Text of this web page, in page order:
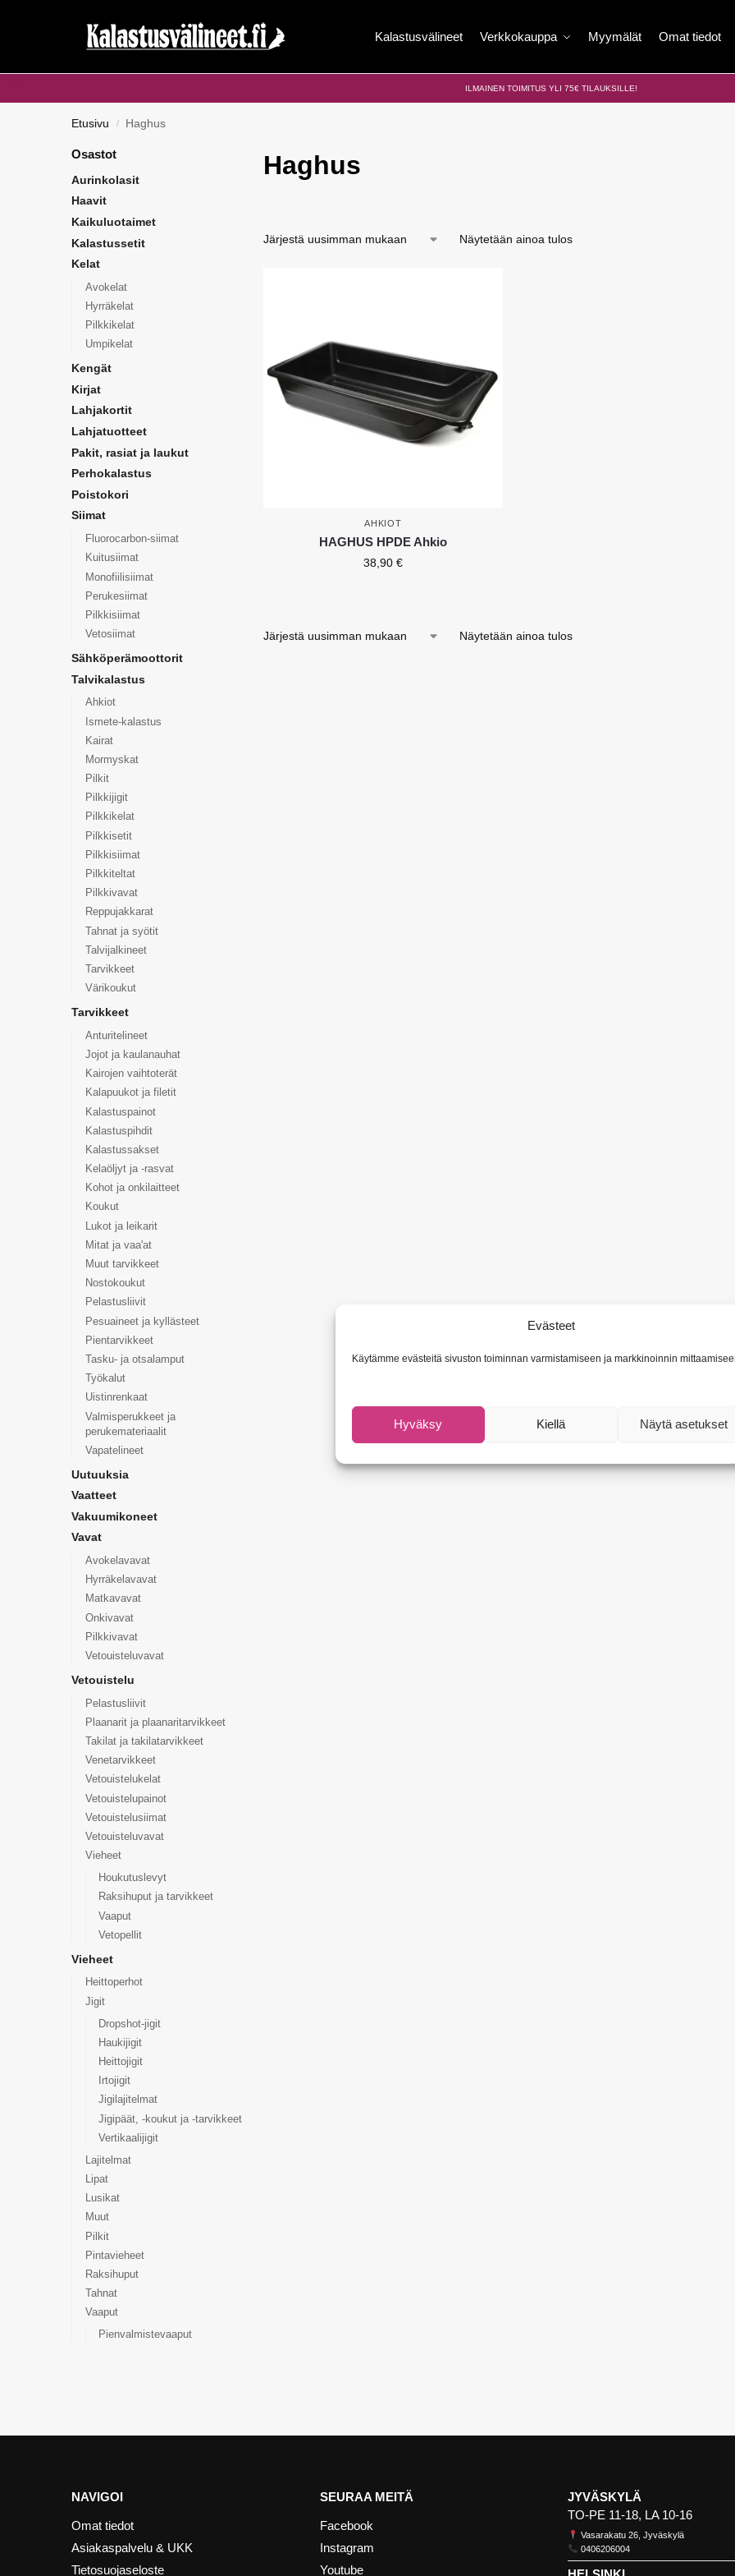
Evästeet
Käytämme evästeitä sivuston toiminnan varmistamiseen ja markkinoinnin
Hyväksy Kiellä Näytä asetukset
Kalastusvälineet Verkkokauppa Myymälät Omat tiedot
ILMAINEN TOIMITUS YLI 75€ TILAUKSILLE!
Etusivu / Haghus
Haghus
Näytetään ainoa tulos
AHKIOT
HAGHUS HPDE Ahkio
38,90 €
Näytetään ainoa tulos
Osastot
Aurinkolasit
Haavit
Kaikuluotaimet
Kalastussetit
Kelat
Avokelat
Hyrräkelat
Pilkkikelat
Umpikelat
Kengät
Kirjat
Lahjakortit
Lahjatuotteet
Pakit, rasiat ja laukut
Perhokalastus
Poistokori
Siimat
Fluorocarbon-siimat
Kuitusiimat
Monofiilisiimat
Perukesiimat
Pilkkisiimat
Vetosiimat
Sähköperämoottorit
Talvikalastus
Ahkiot
Ismete-kalastus
Kairat
Mormyskat
Pilkit
Pilkkijigit
Pilkkikelat
Pilkkisetit
Pilkkisiimat
Pilkkiteltat
Pilkkivavat
Reppujakkarat
Tahnat ja syötit
Talvijalkineet
Tarvikkeet
Värikoukut
Tarvikkeet
Anturitelineet
Jojot ja kaulanauhat
Kairojen vaihtoterät
Kalapuukot ja filetit
Kalastuspainot
Kalastuspihdit
Kalastussakset
Kelaöljyt ja -rasvat
Kohot ja onkilaitteet
Koukut
Lukot ja leikarit
Mitat ja vaa'at
Muut tarvikkeet
Nostokoukut
Pelastusliivit
Pesuaineet ja kyllästeet
Pientarvikkeet
Tasku- ja otsalamput
Työkalut
Uistinrenkaat
Valmisperukkeet ja
perukemateriaalit
Vapatelineet
Uutuuksia
Vaatteet
Vakuumikoneet
Vavat
Avokelavavat
Hyrräkelavavat
Matkavavat
Onkivavat
Pilkkivavat
Vetouisteluvavat
Vetouistelu
Pelastusliivit
Plaanarit ja plaanaritarvikkeet
Takilat ja takilatarvikkeet
Venetarvikkeet
Vetouistelukelat
Vetouistelupainot
Vetouistelusiimat
Vetouisteluvavat
Vieheet
Houkutuslevyt
Raksihuput ja tarvikkeet
Vaaput
Vetopellit
Vieheet
Heittoperhot
Jigit
Dropshot-jigit
Haukijigit
Heittojigit
Irtojigit
Jigilajitelmat
Jigipäät, -koukut ja -tarvikkeet
Vertikaalijigit
Lajitelmat
Lipat
Lusikat
Muut
Pilkit
Pintavieheet
Raksihuput
Tahnat
Vaaput
Pienvalmistevaaput
NAVIGOI
Omat tiedot
Asiakaspalvelu & UKK
Tietosuojaseloste
SEURAA MEITÄ
Facebook
Instagram
Youtube
JYVÄSKYLÄ
TO-PE 11-18, LA 10-16
Vasarakatu 26, Jyväskylä
0406206004